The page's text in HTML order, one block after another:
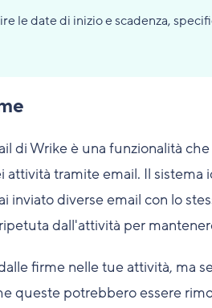
le date di inizio e scadenza,
di Wrike è una funzionalità
attività tramite email. Il
diverse email con lo
dall'attività per
firme nelle tue attività, ma
queste potrebbero essere